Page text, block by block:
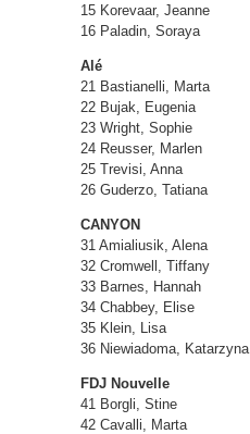
15 Korevaar, Jeanne
16 Paladin, Soraya
Alé
21 Bastianelli, Marta
22 Bujak, Eugenia
23 Wright, Sophie
24 Reusser, Marlen
25 Trevisi, Anna
26 Guderzo, Tatiana
CANYON
31 Amialiusik, Alena
32 Cromwell, Tiffany
33 Barnes, Hannah
34 Chabbey, Elise
35 Klein, Lisa
36 Niewiadoma, Katarzyna
FDJ Nouvelle
41 Borgli, Stine
42 Cavalli, Marta